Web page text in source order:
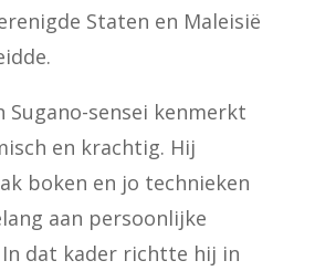
Staten en Maleisië
Sugano-sensei kenmerkt
en krachtig. Hij
boken en jo technieken
aan persoonlijke
dat kader richtte hij in